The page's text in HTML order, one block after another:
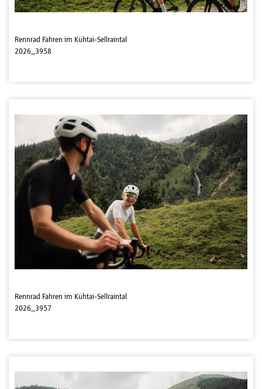
Rennrad Fahren im Kühtai-Sellraintal
2026_3958
Rennrad Fahren im Kühtai-Sellraintal
2026_3957